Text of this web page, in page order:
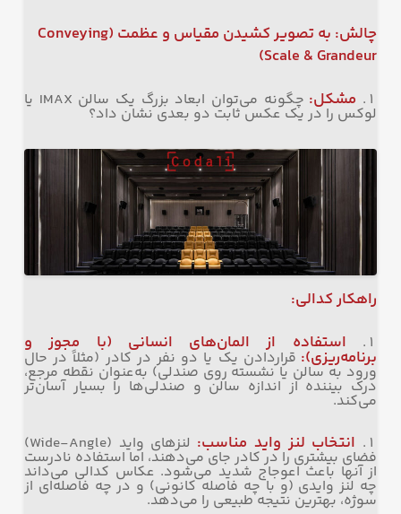
چالش: به تصویر کشیدن مقیاس و عظمت (Conveying
Scale & Grandeur)
مشکل: چگونه می‌توان ابعاد بزرگ یک سالن IMAX یا
لوکس را در یک عکس ثابت دو بعدی نشان داد؟
راهکار کدالی:
استفاده از المان‌های انسانی (با مجوز و
برنامه‌ریزی): قراردادن یک یا دو نفر در کادر (مثلاً در حال
ورود به سالن یا نشسته روی صندلی) به‌عنوان نقطه مرجع،
درک بیننده از اندازه سالن و صندلی‌ها را بسیار آسان‌تر
می‌کند.
انتخاب لنز واید مناسب: لنزهای واید (Wide-Angle)
فضای بیشتری را در کادر جای می‌دهند، اما استفاده نادرست
از آنها باعث اعوجاج شدید می‌شود. عکاس کدالی می‌داند
چه لنز وایدی (و با چه فاصله کانونی) و در چه فاصله‌ای از
سوژه، بهترین نتیجه طبیعی را می‌دهد.